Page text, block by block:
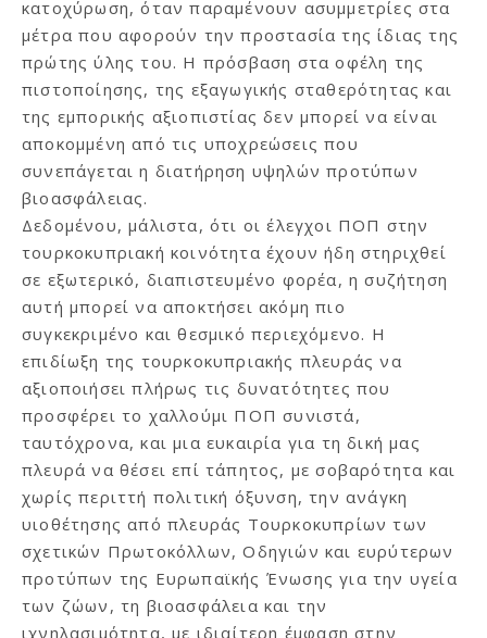
κατοχύρωση, όταν παραμένουν ασυμμετρίες στα
μέτρα που αφορούν την προστασία της ίδιας της
πρώτης ύλης του. Η πρόσβαση στα οφέλη της
πιστοποίησης, της εξαγωγικής σταθερότητας και
της εμπορικής αξιοπιστίας δεν μπορεί να είναι
αποκομμένη από τις υποχρεώσεις που
συνεπάγεται η διατήρηση υψηλών προτύπων
βιοασφάλειας.
Δεδομένου, μάλιστα, ότι οι έλεγχοι ΠΟΠ στην
τουρκοκυπριακή κοινότητα έχουν ήδη στηριχθεί
σε εξωτερικό, διαπιστευμένο φορέα, η συζήτηση
αυτή μπορεί να αποκτήσει ακόμη πιο
συγκεκριμένο και θεσμικό περιεχόμενο. Η
επιδίωξη της τουρκοκυπριακής πλευράς να
αξιοποιήσει πλήρως τις δυνατότητες που
προσφέρει το χαλλούμι ΠΟΠ συνιστά,
ταυτόχρονα, και μια ευκαιρία για τη δική μας
πλευρά να θέσει επί τάπητος, με σοβαρότητα και
χωρίς περιττή πολιτική όξυνση, την ανάγκη
υιοθέτησης από πλευράς Τουρκοκυπρίων των
σχετικών Πρωτοκόλλων, Οδηγιών και ευρύτερων
προτύπων της Ευρωπαϊκής Ένωσης για την υγεία
των ζώων, τη βιοασφάλεια και την
ιχνηλασιμότητα, με ιδιαίτερη έμφαση στην